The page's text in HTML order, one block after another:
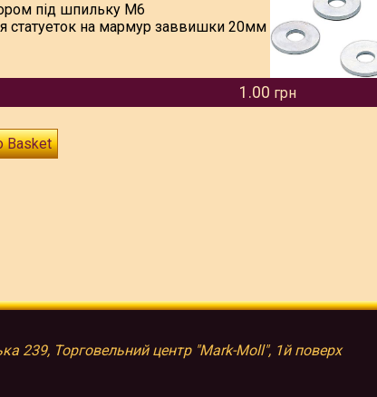
під шпильку М6
статуеток на мармур заввишки 20мм
1.00 грн
Basket
239, Торговельний центр "Mark-Moll", 1й поверх